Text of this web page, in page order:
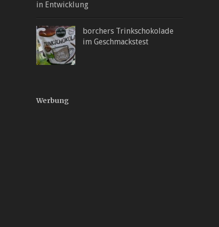
in Entwicklung
borchers Trinkschokolade
im Geschmackstest
Werbung